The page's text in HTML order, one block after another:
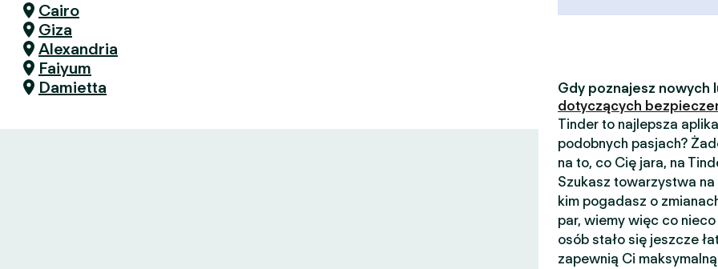
Cairo
Giza
Alexandria
Faiyum
Damietta
Gdy poznajesz nowych
dotyczących
Tinder to najlepsza
podobnych pasjach?
na to, co Cię jara, na
Szukasz towarzystwa
kim pogadasz o
par, wiemy więc co
osób stało się jeszcze
zapewnią Ci